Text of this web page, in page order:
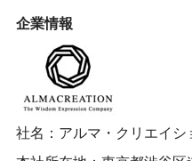
企業情報
社名：アルマ・クリエイシ